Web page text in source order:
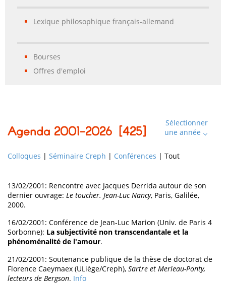
Lexique philosophique français-allemand
Bourses
Offres d'emploi
Sélectionner
une année
Agenda 2001-2026 [425]
Colloques | Séminaire Creph | Conférences | Tout
13/02/2001: Rencontre avec Jacques Derrida autour de son
dernier ouvrage: Le toucher. Jean-Luc Nancy, Paris, Galilée,
2000.
16/02/2001: Conférence de Jean-Luc Marion (Univ. de Paris 4
Sorbonne): La subjectivité non transcendantale et la
phénoménalité de l'amour.
21/02/2001: Soutenance publique de la thèse de doctorat de
Florence Caeymaex (ULiège/Creph), Sartre et Merleau-Ponty,
lecteurs de Bergson. Info